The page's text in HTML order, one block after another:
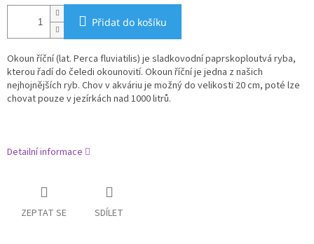
Přidat do košíku
Okoun říční (lat. Perca fluviatilis) je sladkovodní paprskoploutvá ryba,
kterou řadí do čeledi okounovití. Okoun říční je jedna z našich
nejhojnějších ryb. Chov v akváriu je možný do velikosti 20 cm, poté lze
chovat pouze v jezírkách nad 1000 litrů.
Detailní informace
ZEPTAT SE SDÍLET